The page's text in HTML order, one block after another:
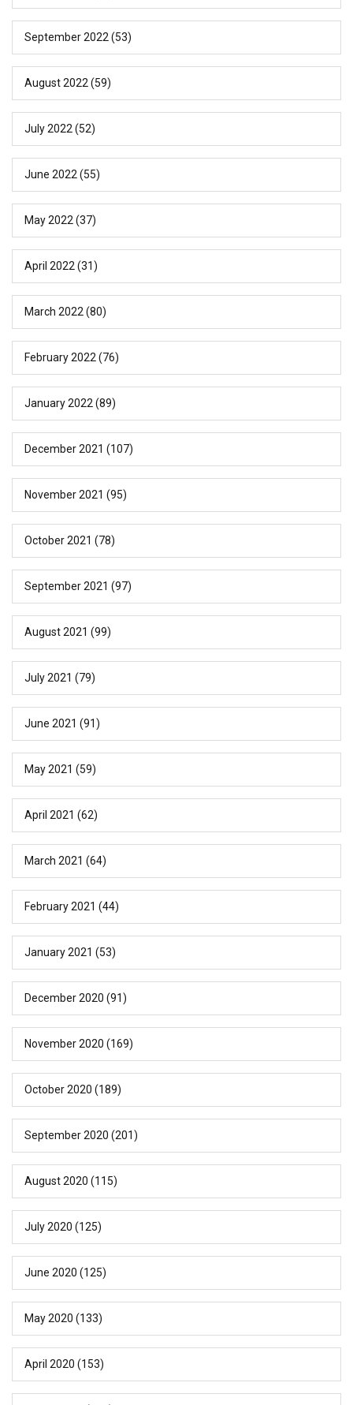
September 2022 (53)
August 2022 (59)
July 2022 (52)
June 2022 (55)
May 2022 (37)
April 2022 (31)
March 2022 (80)
February 2022 (76)
January 2022 (89)
December 2021 (107)
November 2021 (95)
October 2021 (78)
September 2021 (97)
August 2021 (99)
July 2021 (79)
June 2021 (91)
May 2021 (59)
April 2021 (62)
March 2021 (64)
February 2021 (44)
January 2021 (53)
December 2020 (91)
November 2020 (169)
October 2020 (189)
September 2020 (201)
August 2020 (115)
July 2020 (125)
June 2020 (125)
May 2020 (133)
April 2020 (153)